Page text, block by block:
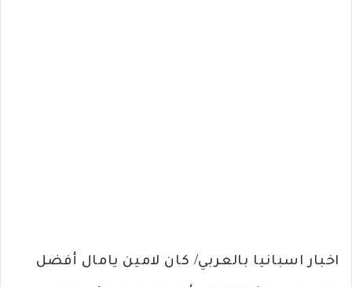
اخبار اسبانيا بالعربي/ كان لامين يامال أفضل